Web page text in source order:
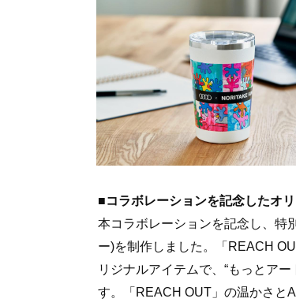
■コラボレーションを記念したオ
本コラボレーションを記念し、特
ー)を制作しました。「REACH
リジナルアイテムで、“もっとア
す。「REACH OUT」の温かさと